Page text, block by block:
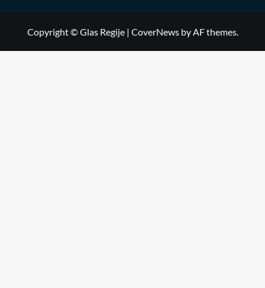
Copyright © Glas Regije | CoverNewsby AF themes.